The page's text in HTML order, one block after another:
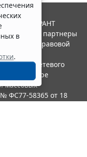
в
.
ГАРАНТ
и ее партнеры
правовой
сетевого
в сфере
массовых
ФС77-58365 от 18